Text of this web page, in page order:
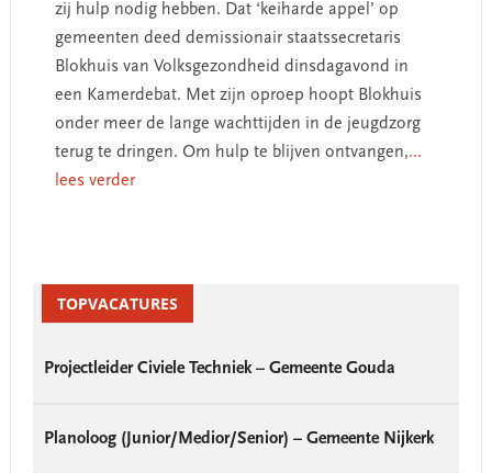
zij hulp nodig hebben. Dat ‘keiharde appel’ op
gemeenten deed demissionair staatssecretaris
Blokhuis van Volksgezondheid dinsdagavond in
een Kamerdebat. Met zijn oproep hoopt Blokhuis
onder meer de lange wachttijden in de jeugdzorg
terug te dringen. Om hulp te blijven ontvangen,...
lees verder
SidebarTOPVACATURES
Projectleider Civiele Techniek – Gemeente Gouda
Planoloog (Junior/Medior/Senior) – Gemeente Nijkerk